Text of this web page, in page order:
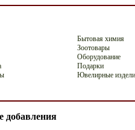
Бытовая химия
Зоотовары
Оборудование
Подарки
Ювелирные
добавления